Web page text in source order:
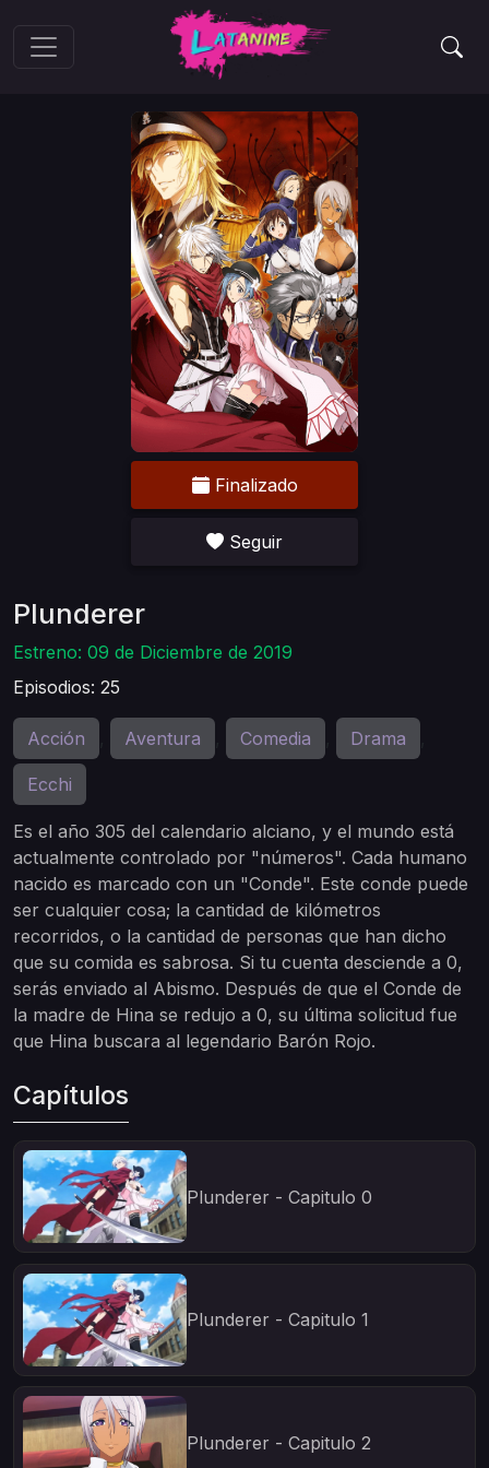
Finalizado
Seguir
Plunderer
Estreno: 09 de Diciembre de 2019
Episodios: 25
Acción Aventura Comedia Drama
Ecchi
Es el año 305 del calendario alciano, y el mundo está
actualmente controlado por "números". Cada humano
nacido es marcado con un "Conde". Este conde puede
ser cualquier cosa; la cantidad de kilómetros
recorridos, o la cantidad de personas que han dicho
que su comida es sabrosa. Si tu cuenta desciende a 0,
serás enviado al Abismo. Después de que el Conde de
la madre de Hina se redujo a 0, su última solicitud fue
que Hina buscara al legendario Barón Rojo.
Capítulos
Plunderer - Capitulo 0
Plunderer - Capitulo 1
Plunderer - Capitulo 2